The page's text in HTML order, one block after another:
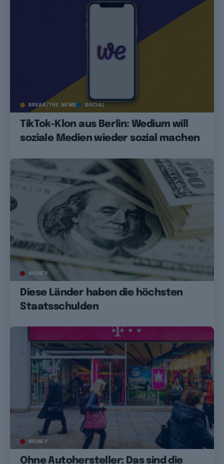
BREAK/THE NEWS SOCIAL
TikTok-Klon aus Berlin: Wedium will
soziale Medien wieder sozial machen
MONEY
Diese Länder haben die höchsten
Staatsschulden
MONEY
Ohne Autohersteller: Das sind die